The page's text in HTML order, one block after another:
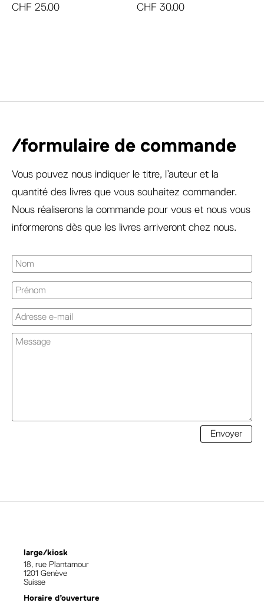
CHF 25.00
CHF 30.00
/formulaire de commande
Vous pouvez nous indiquer le titre, l’auteur et la
quantité des livres que vous souhaitez commander.
Nous réaliserons la commande pour vous et nous vous
informerons dès que les livres arriveront chez nous.
Envoyer
large/kiosk
18, rue Plantamour
1201 Genève
Suisse
Horaire d’ouverture